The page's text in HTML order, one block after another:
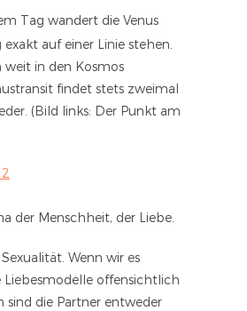
Tag wandert die Venus
auf einer Linie stehen.
weit in den Kosmos
findet stets zweimal
(Bild links: Der Punkt am
der Menschheit, der Liebe.
Wenn wir es
Liebesmodelle offensichtlich
die Partner entweder